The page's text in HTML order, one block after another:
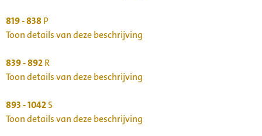
819 - 838P
Toon details van deze beschrijving
839 - 892R
Toon details van deze beschrijving
893 - 1042S
Toon details van deze beschrijving